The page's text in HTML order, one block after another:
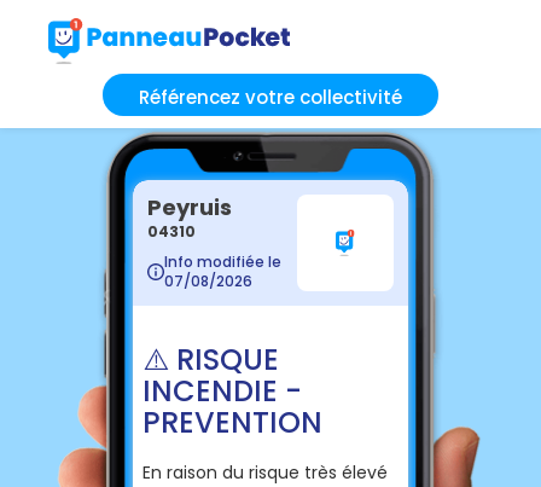
Référencez votre collectivité
Peyruis
04310
Info modifiée le
07/08/2026
⚠️ RISQUE
INCENDIE -
PREVENTION
En raison du risque très élevé